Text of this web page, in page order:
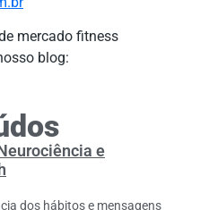
mercado fitness
blog:
e
dos hábitos e mensagens